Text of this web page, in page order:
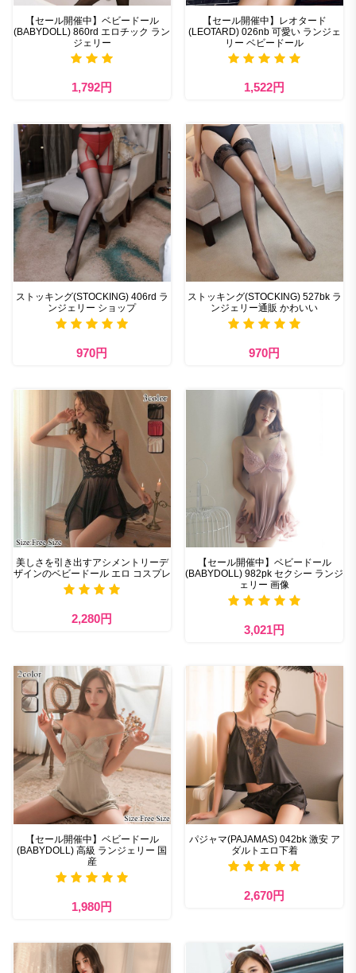
【セール開催中】ベビードール
(BABYDOLL) 860rd エロチック ラン
ジェリー
1,792円
【セール開催中】レオタード
(LEOTARD) 026nb 可愛い ランジェ
リー ベビードール
1,522円
ストッキング(STOCKING) 406rd ラ
ンジェリー ショップ
970円
ストッキング(STOCKING) 527bk ラ
ンジェリー通販 かわいい
970円
美しさを引き出すアシメントリーデ
ザインのベビードール エロ コスプレ
2,280円
【セール開催中】ベビードール
(BABYDOLL) 982pk セクシー ランジ
ェリー 画像
3,021円
【セール開催中】ベビードール
(BABYDOLL) 高級 ランジェリー 国
産
1,980円
パジャマ(PAJAMAS) 042bk 激安 ア
ダルトエロ下着
2,670円